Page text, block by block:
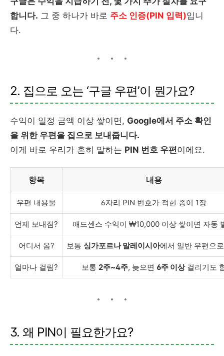
합니다. 그 중 하나가 바로 주소 인증(PIN 입력)입니
다.
2. 집으로 오는 ‘구글 우편’이 뭔가요?
수익이 일정 금액 이상 쌓이면, Google에서 주소 확인
을 위한 우편을 집으로 보내줍니다.
이게 바로 우리가 흔히 말하는 PIN 번호 우편이에요.
항목 내용
우편 내용물 6자리 PIN 번호가 적힌 종이 1장
언제 보내짐? 애드센스 수익이 ₩10,000 이상 쌓이면 자동
어디서 옴? 보통 싱가포르나 말레이시아에서 일반 우편으
얼마나 걸림? 보통 2주~4주, 늦으면 6주 이상걸리기도
3. 왜 PIN이 필요한가요?